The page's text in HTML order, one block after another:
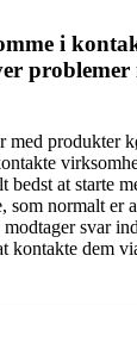
i
problemer
med produkter
at starte
som normalt er
svar
kontakte dem